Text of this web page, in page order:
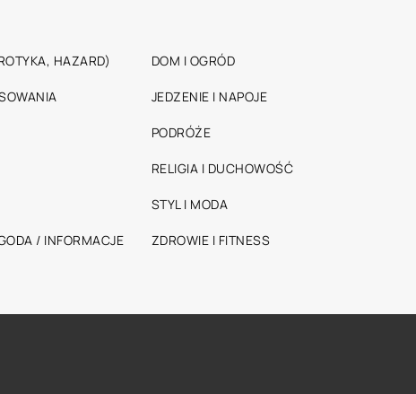
HAZARD) DOM I OGRÓD
JEDZENIE I NAPOJE
PODRÓŻE
RELIGIA I DUCHOWOŚĆ
STYL I MODA
/ INFORMACJE ZDROWIE I FITNESS